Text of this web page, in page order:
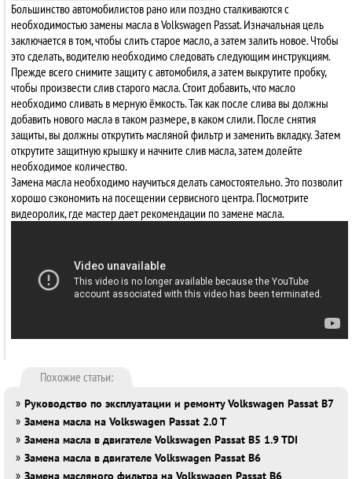
Большинство автомобилистов рано или поздно сталкиваются с
необходимостью замены масла в Volkswagen Passat. Изначальная цель
заключается в том, чтобы слить старое масло, а затем залить новое. Чтобы
это сделать, водителю необходимо следовать следующим инструкциям.
Прежде всего снимите защиту с автомобиля, а затем выкрутите пробку,
чтобы произвести слив старого масла. Стоит добавить, что масло
необходимо сливать в мерную ёмкость. Так как после слива вы должны
добавить нового масла в таком размере, в каком слили. После снятия
защиты, вы должны открутить масляной фильтр и заменить вкладку. Затем
открутите защитную крышку и начните слив масла, затем долейте
необходимое количество.
Замена масла необходимо научиться делать самостоятельно. Это позволит
хорошо сэкономить на посещении сервисного центра. Посмотрите
видеоролик, где мастер дает рекомендации по замене масла.
Похожие статьи:
» Руководство по эксплуатации и ремонту Volkswagen Passat B7
» Замена масла на Volkswagen Passat 2.0 T
» Замена масла в двигателе Volkswagen Passat B5 1.9 TDI
» Замена масла в двигателе Volkswagen Passat B6
» Замена масляного фильтра на Volkswagen Passat B6